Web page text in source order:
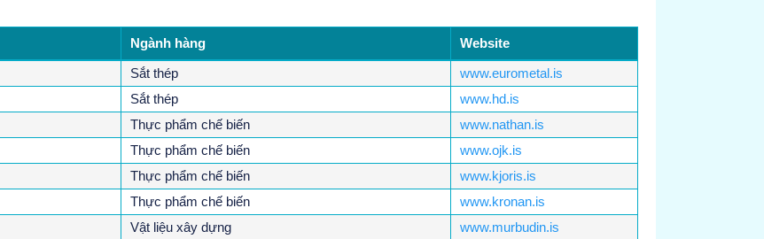
Ngành hàng
Website
Sắt thép
www.eurometal.is
Sắt thép
www.hd.is
Thực phẩm chế biến
www.nathan.is
Thực phẩm chế biến
www.ojk.is
Thực phẩm chế biến
www.kjoris.is
Thực phẩm chế biến
www.kronan.is
Vật liệu xây dựng
www.murbudin.is